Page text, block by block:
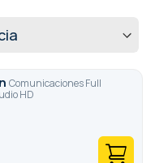
Comunicaciones Full
HD